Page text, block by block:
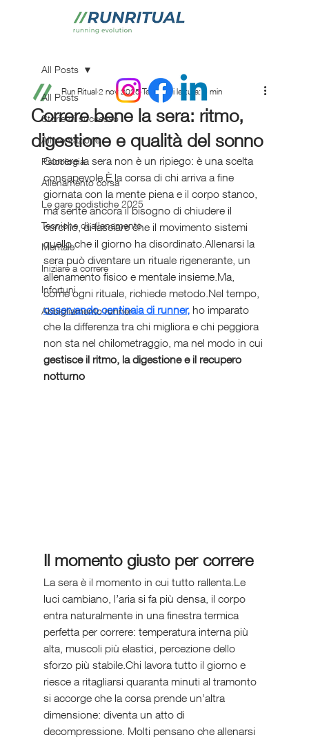
All Posts
Storie di successo
Alimentazione
Psicologia
Allenamento corsa
Le gare podistiche 2025
Tecniche di allenamento
Mentale
Iniziare a correre
Infortuni
Abbigliamento runner
All Posts
Correre bene la sera: ritmo,
digestione e qualità del sonno
Run Ritual 2 nov 2025 Tempo di lettura: 5 min
Correre la sera non è un ripiego: è una scelta
consapevole.È la corsa di chi arriva a fine
giornata con la mente piena e il corpo stanco,
ma sente ancora il bisogno di chiudere il
cerchio, di lasciare che il movimento sistemi
quello che il giorno ha disordinato.Allenarsi la
sera può diventare un rituale rigenerante, un
allenamento fisico e mentale insieme.Ma,
come ogni rituale, richiede metodo.Nel tempo,
osservando centinaia di runner, ho imparato
che la differenza tra chi migliora e chi peggiora
non sta nel chilometraggio, ma nel modo in cui
gestisce il ritmo, la digestione e il recupero
notturno
Il momento giusto per correre
La sera è il momento in cui tutto rallenta.Le
luci cambiano, l’aria si fa più densa, il corpo
entra naturalmente in una finestra termica
perfetta per correre: temperatura interna più
alta, muscoli più elastici, percezione dello
sforzo più stabile.Chi lavora tutto il giorno e
riesce a ritagliarsi quaranta minuti al tramonto
si accorge che la corsa prende un’altra
dimensione: diventa un atto di
decompressione. Molti pensano che allenarsi